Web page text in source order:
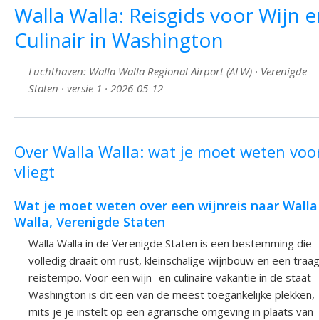
Walla Walla: Reisgids voor Wijn
Culinair in Washington
Luchthaven: Walla Walla Regional Airport (ALW) · Verenigde
Staten · versie 1 · 2026-05-12
Over Walla Walla: wat je moet weten
vliegt
Wat je moet weten over een wijnreis naar Walla
Walla, Verenigde Staten
Walla Walla in de Verenigde Staten is een bestemming die
volledig draait om rust, kleinschalige wijnbouw en een traag
reistempo. Voor een wijn- en culinaire vakantie in de staat
Washington is dit een van de meest toegankelijke plekken,
mits je je instelt op een agrarische omgeving in plaats van